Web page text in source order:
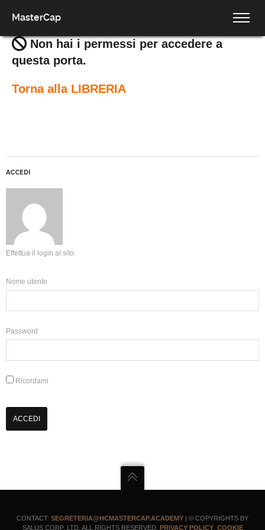
MasterCap
Non hai i permessi per accedere a
questa porta.
Torna alla LIBRERIA
ACCEDI
Effettua il login al sito.
Nome utente
Password
Ricordami
CONTACT: SEGRETERIA@HCMASTERCAP.ACADEMY | © COPYRIGHTS BY
SALUS CORP. LTD. ALL RIGHTS RESERVED. PRIVACY POLICY. COOKIE